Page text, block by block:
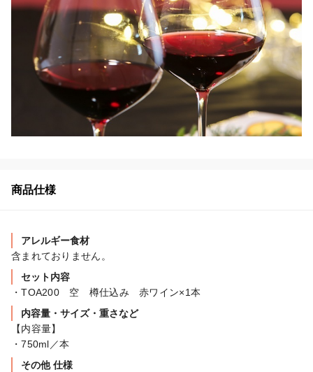
商品仕様
アレルギー食材
含まれておりません。
セット内容
・TOA200　空　樽仕込み　赤ワイン×1本
内容量・サイズ・重さなど
【内容量】
・750ml／本
その他 仕様